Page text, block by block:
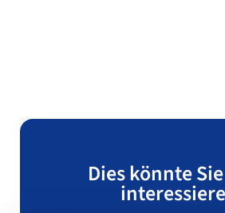
Dies könnte